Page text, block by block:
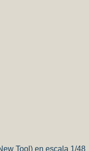
Tool) en escala 1/48